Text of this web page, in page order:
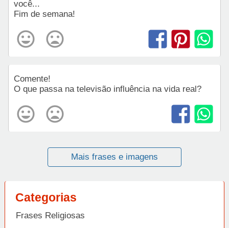
você...
Fim de semana!
Comente!
O que passa na televisão influência na vida real?
Mais frases e imagens
Categorias
Frases Religiosas